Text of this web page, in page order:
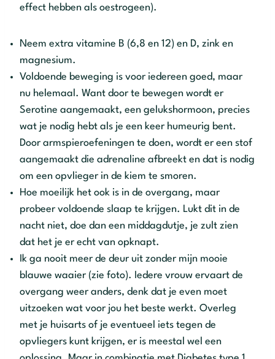
effect hebben als oestrogeen).
Neem extra vitamine B (6,8 en 12) en D, zink en
magnesium.
Voldoende beweging is voor iedereen goed, maar
nu helemaal. Want door te bewegen wordt er
Serotine aangemaakt, een gelukshormoon, precies
wat je nodig hebt als je een keer humeurig bent.
Door armspieroefeningen te doen, wordt er een stof
aangemaakt die adrenaline afbreekt en dat is nodig
om een opvlieger in de kiem te smoren.
Hoe moeilijk het ook is in de overgang, maar
probeer voldoende slaap te krijgen. Lukt dit in de
nacht niet, doe dan een middagdutje, je zult zien
dat het je er echt van opknapt.
Ik ga nooit meer de deur uit zonder mijn mooie
blauwe waaier (zie foto). Iedere vrouw ervaart de
overgang weer anders, denk dat je even moet
uitzoeken wat voor jou het beste werkt. Overleg
met je huisarts of je eventueel iets tegen de
opvliegers kunt krijgen, er is meestal wel een